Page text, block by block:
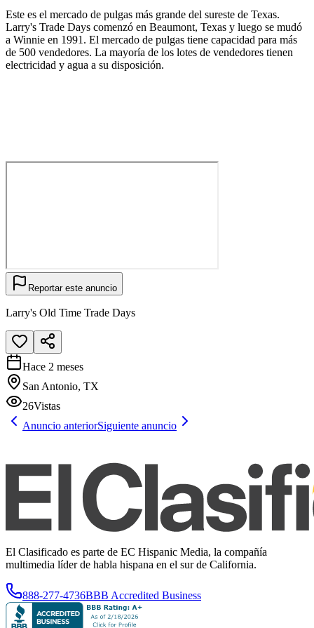
Este es el mercado de pulgas más grande del sureste de Texas.
Larry's Trade Days comenzó en Beaumont, Texas y luego se mudó
a Winnie en 1991. El mercado de pulgas tiene capacidad para más
de 500 vendedores. La mayoría de los lotes de vendedores tienen
electricidad y agua a su disposición.
Reportar este anuncio
Larry's Old Time Trade Days
Hace 2 meses
San Antonio, TX
26Vistas
Anuncio anteriorSiguiente anuncio
El Clasificado es parte de EC Hispanic Media, la compañía
multimedia líder de habla hispana en el sur de California.
888-277-4736BBB Accredited Business